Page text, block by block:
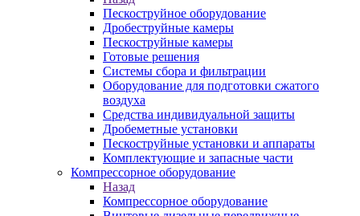
Пескоструйное оборудование
Дробеструйные камеры
Пескоструйные камеры
Готовые решения
Системы сбора и фильтрации
Оборудование для подготовки сжатого
воздуха
Средства индивидуальной защиты
Дробеметные установки
Пескоструйные установки и аппараты
Комплектующие и запасные части
Компрессорное оборудование
Назад
Компрессорное оборудование